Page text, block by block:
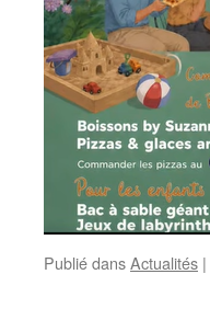
Publié dansActualités |